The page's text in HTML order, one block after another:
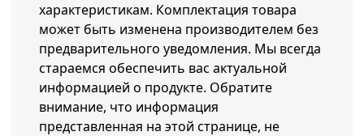
характеристикам. Комплектация товара
может быть изменена производителем без
предварительного уведомления. Мы всегда
стараемся обеспечить вас актуальной
информацией о продукте. Обратите
внимание, что информация
представленная на этой странице, не